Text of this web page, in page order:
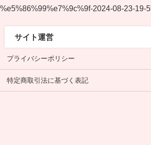
%e5%86%99%e7%9c%9f-2024-08-23-19-
サイト運営
プライバシーポリシー
特定商取引法に基づく表記